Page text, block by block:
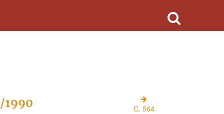
1990
C. 564